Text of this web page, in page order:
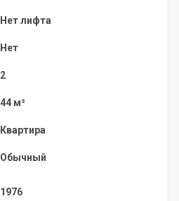
Нет лифта
Нет
2
44 м²
Квартира
Обычный
1976